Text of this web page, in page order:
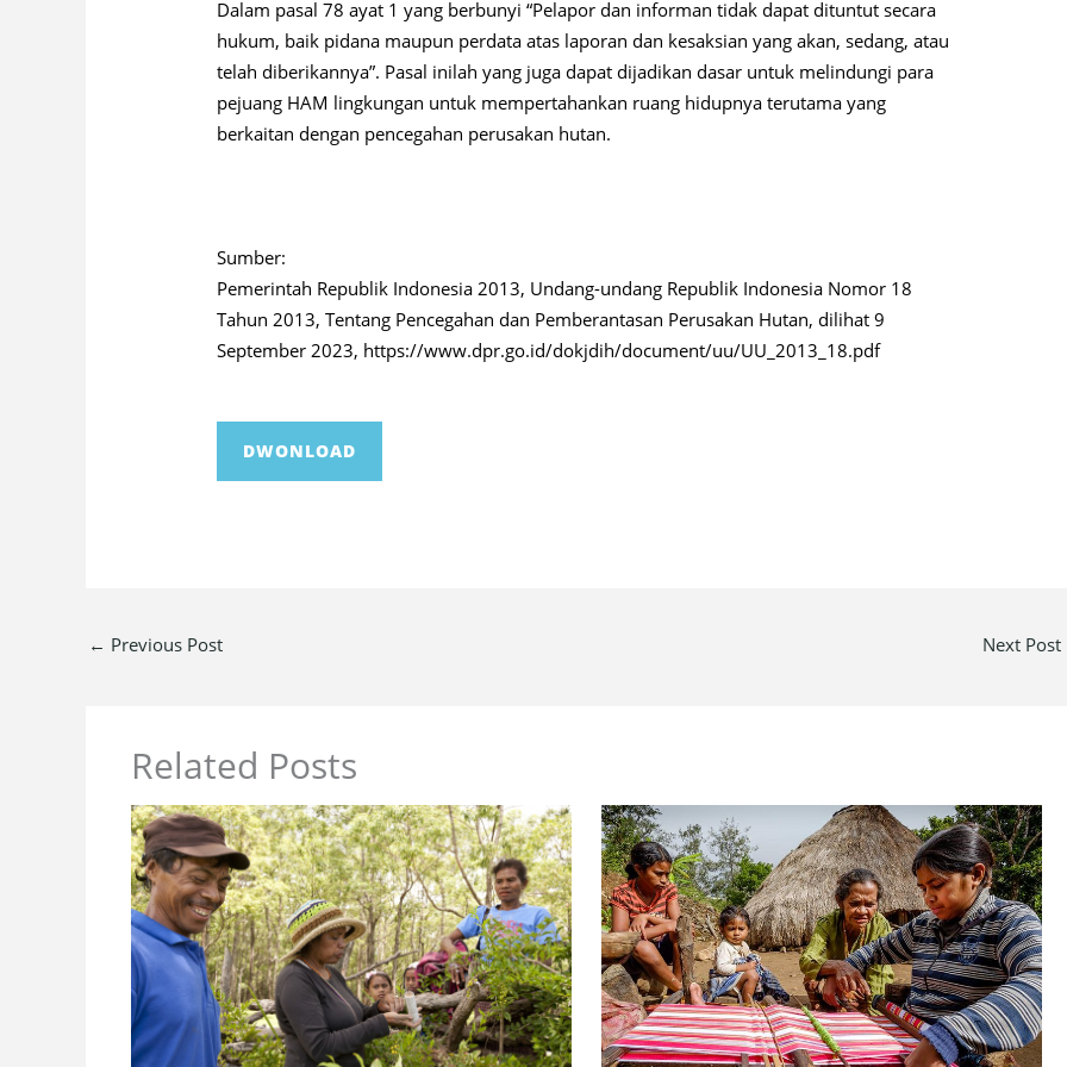
Dalam pasal 78 ayat 1 yang berbunyi “Pelapor dan informan tidak dapat dituntut secara
hukum, baik pidana maupun perdata atas laporan dan kesaksian yang akan, sedang, atau
telah diberikannya”. Pasal inilah yang juga dapat dijadikan dasar untuk melindungi para
pejuang HAM lingkungan untuk mempertahankan ruang hidupnya terutama yang
berkaitan dengan pencegahan perusakan hutan.
Sumber:
Pemerintah Republik Indonesia 2013, Undang-undang Republik Indonesia Nomor 18
Tahun 2013, Tentang Pencegahan dan Pemberantasan Perusakan Hutan, dilihat 9
September 2023, https://www.dpr.go.id/dokjdih/document/uu/UU_2013_18.pdf
DWONLOAD
← Previous Post Next Post
Related Posts